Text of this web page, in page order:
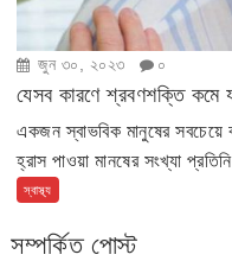
জুন ৩০, ২০২৩ ০
যেসব কারণে শ্রবণশক্তি কমে
একজন স্বাভবিক মানুষের সবচেয়ে
হ্রাস পাওয়া মানষের সংখ্যা
স্বাস্থ্য
সম্পর্কিত পোস্ট